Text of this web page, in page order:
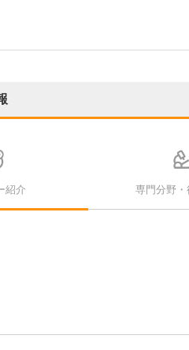
紹介 専門分野・